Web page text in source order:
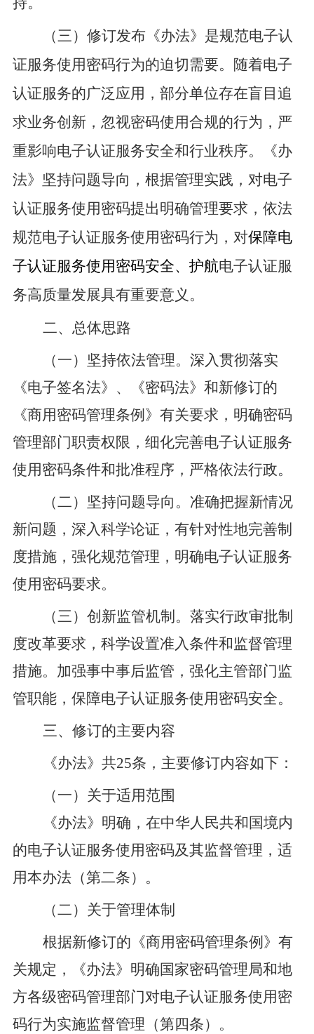
（三）修订发布《办法》是规范电子认
证服务使用密码行为的迫切需要。 随着电子
认证服务的广泛应用 ，部分单位存在盲目追
求业务创新，忽视密码使用合规的行为，严
重影响电子认证服务安全和行业秩序。
《办
法》 坚持问题导向，根据管理实践，对电子
认证服务使用密码提出明确管理要求，依法
规范电子认证服务使用密码行为， 对保障电
子认证服务使用密码安全、护航电子认证服
务高质量发展具有重要意义。
二、 总体思路
（一）坚持依法管理。 深入贯彻落实
《电子签名法》 、
《密码法》和新修订的
《商用密码管理条例》有关要求，明确密码
管理部门职责权限，细化完善电子认证服务
使用密码条件和批准程序，严格依法行政。
（二）坚持问题导向。 准确把握新情况
新问题，深入科学论证，有针对性地完善制
度措施，强化规范管理 ，明确电子认证服务
使用密码要求。
（三）创新监管机制。 落实行政审批制
度改革要求，科学设置准入条件和监督管理
措施。加强事中事后监管，强化主管部门监
管职能，保障电子认证服务使用密码安全。
三、 修订的主要内容
《办法》 共25条， 主要修订内容如下：
（一）关于适用范围
《办法》 明确，在中华人民共和国境内
的电子认证服务使用密码及其监督管理，适
用本办法（第二条） 。
（二）关于管理体制
根据新修订的《商用密码管理条例》有
关规定，
《办法》 明确国家密码管理局和地
方各级密码管理部门对电子认证服务使用密
码行为实施监督管理 （第四条） 。